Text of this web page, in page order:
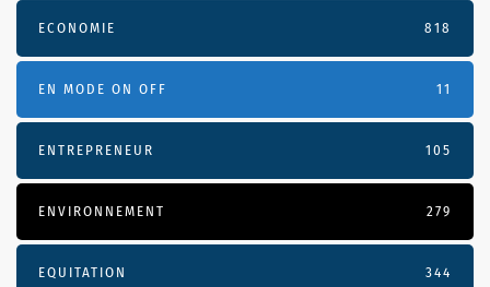
ECONOMIE 818
EN MODE ON OFF 11
ENTREPRENEUR 105
ENVIRONNEMENT 279
EQUITATION 344